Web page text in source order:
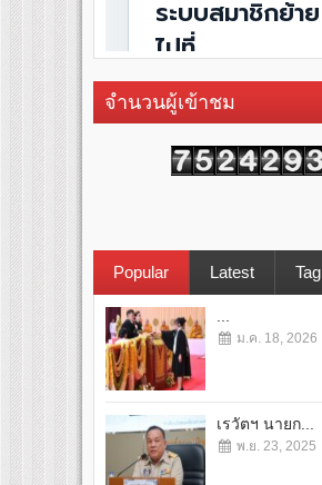
จำนวนผู้เข้าชม
Popular Latest Tag
...
ม.ค. 18, 2026
เรวัตฯ นายก...
พ.ย. 23, 2025